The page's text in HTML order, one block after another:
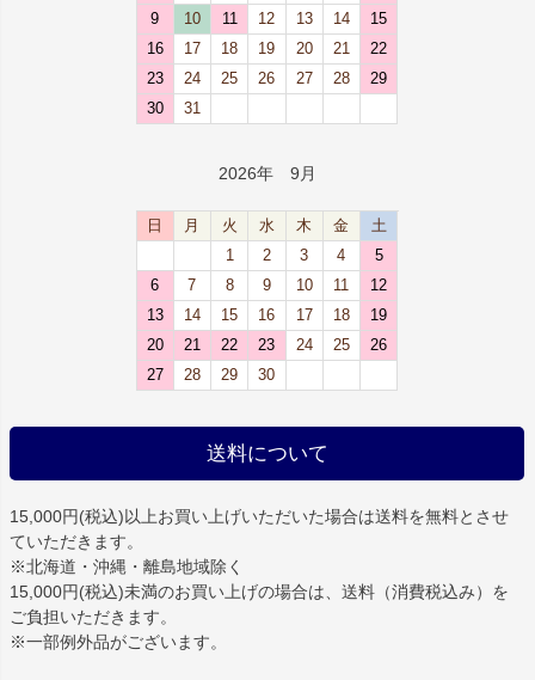
9
10 11 12 13 14
15
16
17 18 19 20 21
22
23
24 25 26 27 28
29
30
31
2026年 9月
日 月 火 水 木 金
土
1
2 3 4
5
6
7 8 9 10 11
12
13
14 15 16 17 18
19
20
21 22 23 24 25
26
27
28 29 30
送料について
15,000円(税込)以上お買い上げいただいた場合は送料を無料とさせ
ていただきます。
※北海道・沖縄・離島地域除く
15,000円(税込)未満のお買い上げの場合は、送料（消費税込み）を
ご負担いただきます。
※一部例外品がございます。